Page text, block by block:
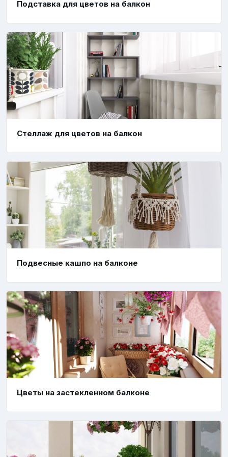
Подставка для цветов на балкон
Стеллаж для цветов на балкон
Подвесные кашпо на балконе
Цветы на застекленном балконе